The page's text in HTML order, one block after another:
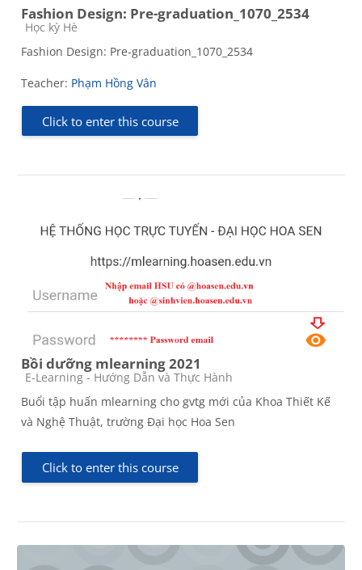
Fashion Design: Pre-graduation_1070_2534
Course category
Học kỳ Hè
Fashion Design: Pre-graduation_1070_2534
Teacher: Phạm Hồng Vân
Click to enter this course
Bồi dưỡng mlearning 2021
Course category
E-Learning - Hướng Dẫn và Thực Hành
Buổi tập huấn mlearning cho gvtg mới của Khoa Thiết Kế
và Nghệ Thuật, trường Đại học Hoa Sen
Click to enter this course